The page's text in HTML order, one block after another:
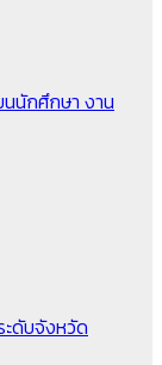
นนักศึกษา งาน
ะดับจังหวัด